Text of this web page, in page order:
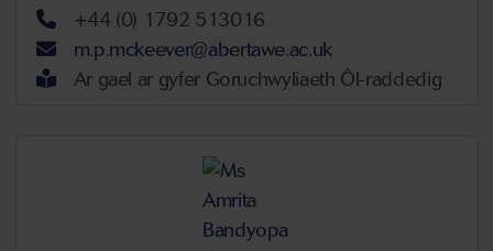
+44 (0) 1792 513016
m.p.mckeever@abertawe.ac.uk
Ar gael ar gyfer Goruchwyliaeth Ôl-raddedig